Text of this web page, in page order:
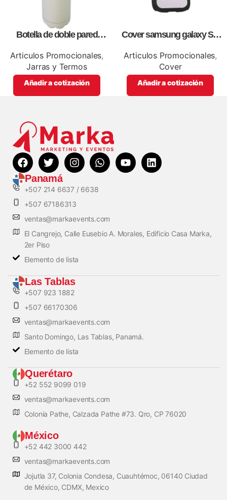
Botella de doble pared
promocionales
Articulos Promocionales,
Jarras y Termos
Añadir a cotización
Cover samsung galaxy S3,
full color
Articulos Promocionales,
Cover
Añadir a cotización
Panamá
+507 214 6637 / 6638
+507 67186313
ventas@markaevents.com
El Cangrejo, Calle Eusebio A. Morales, Edificio Casa Marka,
2er Piso
Elemento de lista
Las Tablas
+507 923 1882
+507 66170306
ventas@markaevents.com
Santo Domingo, Las Tablas, Panamá.
Elemento de lista
Querétaro
+52 552 9099 019
ventas@markaevents.com
Colonia Pathe, Calzada Pathe #73. Qro, CP 76020
México
+52 442 3000 442
ventas@markaevents.com
Jojutla 37, Colonia Condesa, Cuauhtémoc, 06140 Ciudad
de México, CDMX, Mexico